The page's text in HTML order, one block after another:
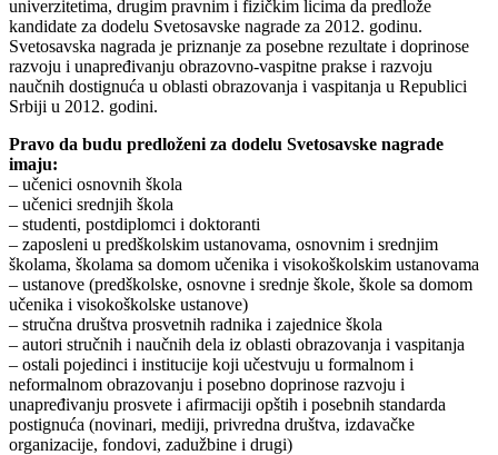
univerzitetima, drugim pravnim i fizičkim licima da predlože
kandidate za dodelu Svetosavske nagrade za 2012. godinu.
Svetosavska nagrada je priznanje za posebne rezultate i doprinose
razvoju i unapređivanju obrazovno-vaspitne prakse i razvoju
naučnih dostignuća u oblasti obrazovanja i vaspitanja u Republici
Srbiji u 2012. godini.
Pravo da budu predloženi za dodelu Svetosavske nagrade
imaju:
– učenici osnovnih škola
– učenici srednjih škola
– studenti, postdiplomci i doktoranti
– zaposleni u predškolskim ustanovama, osnovnim i srednjim
školama, školama sa domom učenika i visokoškolskim ustanovama
– ustanove (predškolske, osnovne i srednje škole, škole sa domom
učenika i visokoškolske ustanove)
– stručna društva prosvetnih radnika i zajednice škola
– autori stručnih i naučnih dela iz oblasti obrazovanja i vaspitanja
– ostali pojedinci i institucije koji učestvuju u formalnom i
neformalnom obrazovanju i posebno doprinose razvoju i
unapređivanju prosvete i afirmaciji opštih i posebnih standarda
postignuća (novinari, mediji, privredna društva, izdavačke
organizacije, fondovi, zadužbine i drugi)